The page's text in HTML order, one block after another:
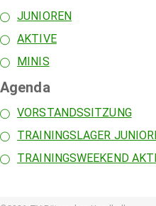
JUNIOREN
AKTIVE
MINIS
Agenda
VORSTANDSSITZUNG
TRAININGSLAGER
TRAININGSWEEKEND